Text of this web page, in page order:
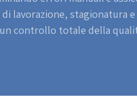
lavorazione, stagionatura
controllo totale della